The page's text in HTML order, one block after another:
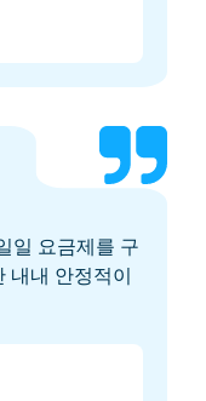
일 요금제를 구
내 안정적이